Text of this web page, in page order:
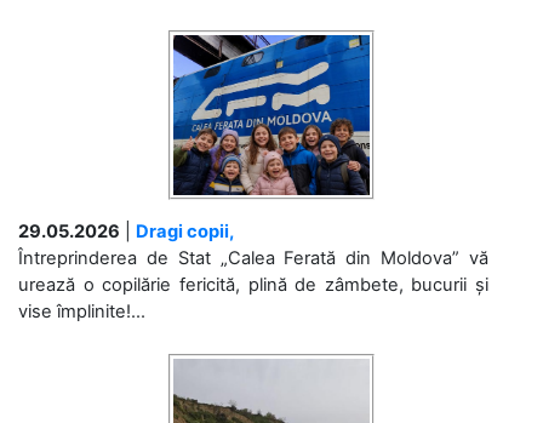
29.05.2026
Dragi copii,
Întreprinderea de Stat „Calea Ferată din Moldova” vă
urează o copilărie fericită, plină de zâmbete, bucurii și
vise împlinite!...